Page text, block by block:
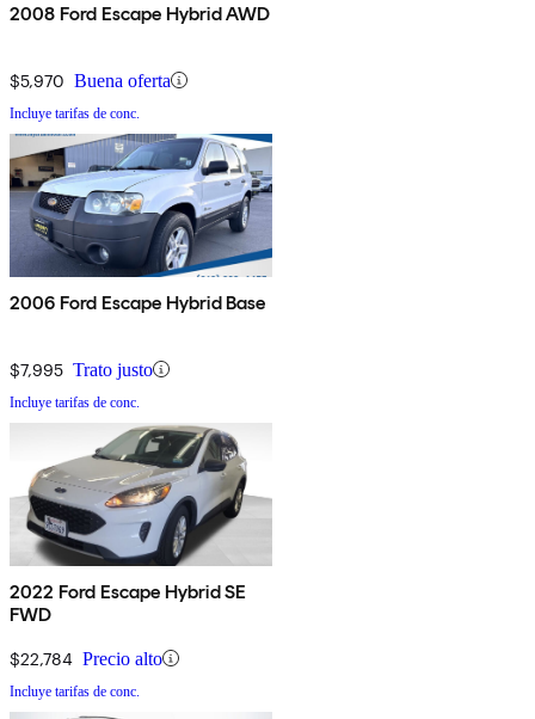
2008 Ford Escape Hybrid AWD
$5,970 Buena oferta
Incluye tarifas de conc.
2006 Ford Escape Hybrid Base
$7,995 Trato justo
Incluye tarifas de conc.
2022 Ford Escape Hybrid SE
FWD
$22,784 Precio alto
Incluye tarifas de conc.